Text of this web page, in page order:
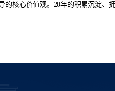
的核心价值观。 20年的积累沉淀、